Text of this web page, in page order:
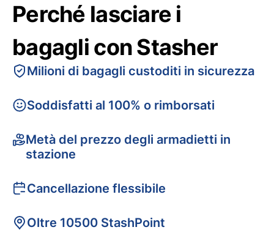
Perché lasciare i
bagagli con Stasher
Milioni di bagagli custoditi in sicurezza
Soddisfatti al 100% o rimborsati
Metà del prezzo degli armadietti in
stazione
Cancellazione flessibile
Oltre 10500 StashPoint